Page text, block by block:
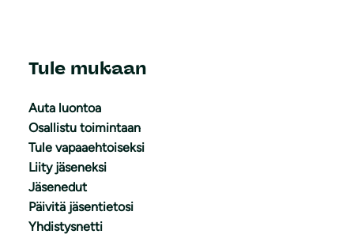
Tule mukaan
Auta luontoa
Osallistu toimintaan
Tule vapaaehtoiseksi
Liity jäseneksi
Jäsenedut
Päivitä jäsentietosi
Yhdistysnetti